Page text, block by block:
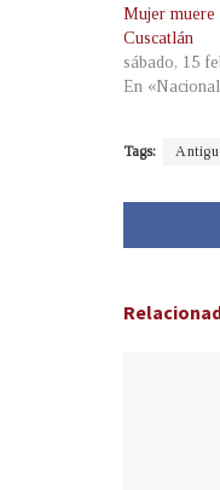
Mujer muere
Cuscatlán
sábado, 15
En
Tags: